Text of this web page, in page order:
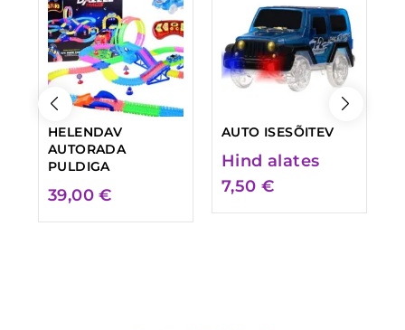
HELENDAV
AUTORADA
PULDIGA
39,00€
AUTO ISESÕITEV
Hind alates
7,50 €